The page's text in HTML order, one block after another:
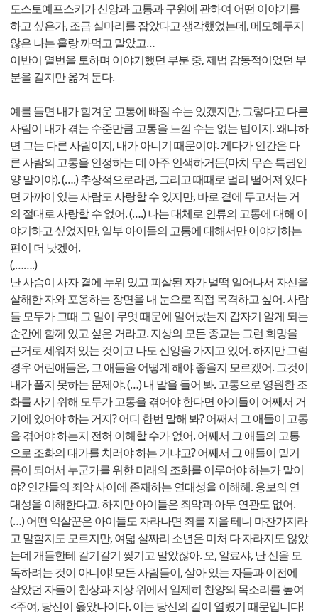
도스토예프스키가 신앙과 고통과 구원에 관하여 어떤 이야기를
하고 싶은가, 조금 실마리를 잡았다고 생각했었는데, 메모해두지
않은 나는 홀랑 까먹고 말았고…
이반이 열번을 토하며 이야기했던 부분 중, 제법 감동적이었던 부
분을 길지만 옮겨 둔다.
예를 들면 내가 힘겨운 고통에 빠질 수는 있겠지만, 그렇다고 다른
사람이 내가 겪는 수준만큼 고통을 느낄 수는 없는 법이지. 왜냐하
면 그는 다른 사람이지, 내가 아니기 때문이야. 게다가 인간은 다
른 사람의 고통을 인정하는 데 아주 인색하거든(마치 무슨 특권인
양 말이야). (….) 추상적으로라면, 그리고 때때로 멀리 떨어져 있다
면 가까이 있는 사람도 사랑할 수 있지만, 바로 곁에 두고서는 거
의 절대로 사랑할 수 없어. (….) 나는 대체로 인류의 고통에 대해 이
야기하고 싶었지만, 일부 아이들의 고통에 대해서만 이야기하는
편이 더 낫겠어.
(,…….)
난 사슴이 사자 곁에 누워 있고 피살된 자가 벌떡 일어나서 자신을
살해한 자와 포옹하는 장면을 내 눈으로 직접 목격하고 싶어. 사람
들 모두가 그때 그 일이 무엇 때문에 일어났는지 갑자기 알게 되는
순간에 함께 있고 싶은 거라고. 지상의 모든 종교는 그런 희망을
근거로 세워져 있는 것이고 나도 신앙을 가지고 있어. 하지만 그럴
경우 어린애들은, 그 애들을 어떻게 해야 좋을지 모르겠어. 그것이
내가 풀지 못하는 문제야. (…) 내 말을 들어 봐. 고통으로 영원한 조
화를 사기 위해 모두가 고통을 겪어야 한다면 아이들이 어째서 거
기에 있어야 하는 거지? 어디 한번 말해 봐? 어째서 그 애들이 고통
을 겪어야 하는지 전혀 이해할 수가 없어. 어째서 그 애들의 고통
으로 조화의 대가를 치러야 하는 거냐고? 어째서 그 애들이 밑거
름이 되어서 누군가를 위한 미래의 조화를 이루어야 하는가 말이
야? 인간들의 죄악 사이에 존재하는 연대성을 이해해. 응보의 연
대성을 이해한다고. 하지만 아이들은 죄악과 아무 연관도 없어.
(…) 어떤 익살꾼은 아이들도 자라나면 죄를 지을 테니 마찬가지라
고 말할지도 모르지만, 여덟 살짜리 소년은 미처 다 자라지도 않았
는데 개들한테 갈기갈기 찢기고 말았잖아. 오, 알료샤, 난 신을 모
독하려는 것이 아니야! 모든 사람들이, 살아 있는 자들과 이전에
살았던 자들이 천상과 지상 위에서 일제히 찬양의 목소리를 높여
<주여, 당신이 옳았나이다. 이는 당신의 길이 열렸기 때문입니다!